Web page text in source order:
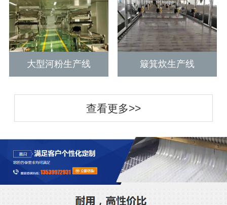
大型河粉生产线 簸箕炊生产线
查看更多>>